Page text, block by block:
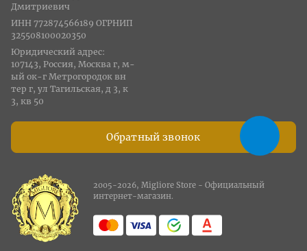
Обратный звонок
Дмитриевич
ИНН 772874566189 ОГРНИП
325508100020350
Юридический адрес:
107143, Россия, Москва г, м-
ый ок-г Метрогородок вн
тер г, ул Тагильская, д 3, к
3, кв 50
2005-2026, Migliore Store - Официальный
интернет-магазин.